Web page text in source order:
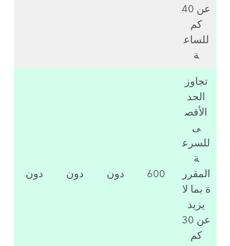
عن 40
كم
للساع
ة
تجاوز
الحد
الأقص
ى
للسرع
ة
المقرر
ة بما لا
يزيد
عن 30
كم
600 دون دون دون